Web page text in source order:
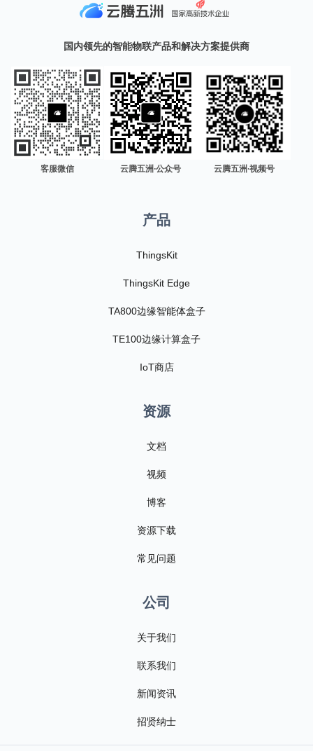
国内领先的智能物联产品和解决方案提供商
客服微信 云腾五洲·公众号 云腾五洲·视频号
产品
ThingsKit
ThingsKit Edge
TA800边缘智能体盒子
TE100边缘计算盒子
IoT商店
资源
文档
视频
博客
资源下载
常见问题
公司
关于我们
联系我们
新闻资讯
招贤纳士